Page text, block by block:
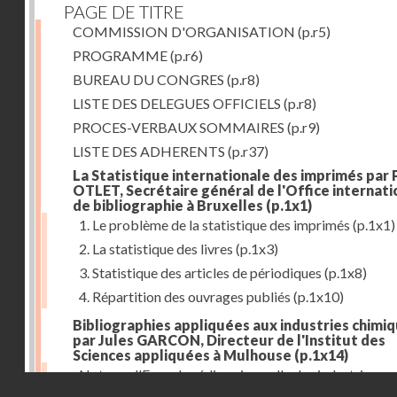
PAGE DE TITRE
COMMISSION D'ORGANISATION (p.r5)
PROGRAMME(p.r6)
BUREAU DU CONGRES (p.r8)
LISTE DES DELEGUES OFFICIELS (p.r8)
PROCES-VERBAUX SOMMAIRES (p.r9)
LISTE DES ADHERENTS (p.r37)
La Statistique internationale des imprimés par
OTLET, Secrétaire général de l'Office
de bibliographie à Bruxelles (p.1x1)
1. Le problème de la statistique des imprimés (p.1x1)
2. La statistique des livres (p.1x3)
3. Statistique des articles de périodiques (p.1x8)
4. Répartition des ouvrages publiés (p.1x10)
Bibliographies appliquées aux industries
par Jules GARCON, Directeur de l'Institut des
Sciences appliquées à Mulhouse (p.1x14)
Note sur l'Encyclopédie universelle des industries